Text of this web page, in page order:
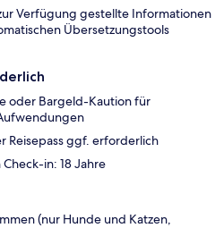
Verfügung gestellte Informationen
Übersetzungstools
oder Bargeld-Kaution für
Reisepass ggf. erforderlich
in: 18 Jahre
(nur Hunde und Katzen,